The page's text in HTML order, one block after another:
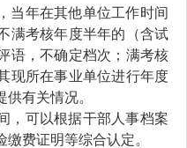
当年在其他单位工作时间
满考核年度半年的 （含试
语，不确定档次；满考核
现所在事业单位进行年度
供有关情况。
， 可以根据干部人事档案
缴费证明等综合认定。